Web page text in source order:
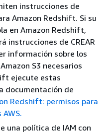
instrucciones de
Amazon Redshift. Si su
en Amazon Redshift,
instrucciones de CREAR
información sobre los
S3 necesarios
ejecute estas
documentación de
Redshift: permisos para
una política de IAM con